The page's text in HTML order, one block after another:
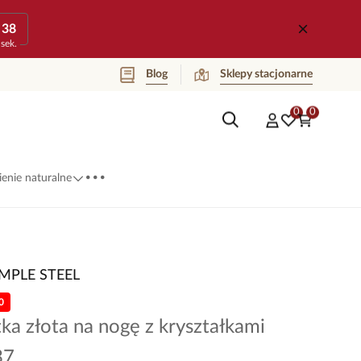
38
sek.
Blog Sklepy stacjonarne
0 0
naturalne ...
STEEL
złota na nogę z kryształkami